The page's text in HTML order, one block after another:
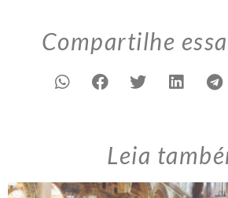
Compartilhe
Leia